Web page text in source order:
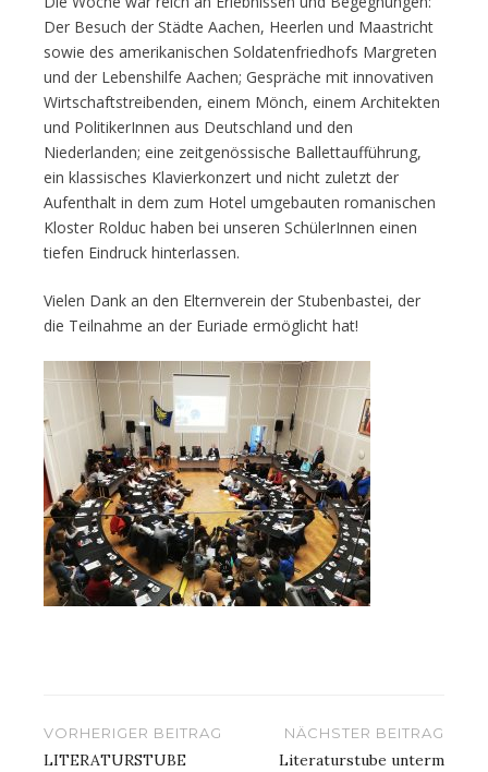
Der Besuch der Städte Aachen, Heerlen und Maastricht
sowie des amerikanischen Soldatenfriedhofs Margreten
und der Lebenshilfe Aachen; Gespräche mit innovativen
Wirtschaftstreibenden, einem Mönch, einem Architekten
und PolitikerInnen aus Deutschland und den
Niederlanden; eine zeitgenössische Ballettaufführung,
ein klassisches Klavierkonzert und nicht zuletzt der
Aufenthalt in dem zum Hotel umgebauten romanischen
Kloster Rolduc haben bei unseren SchülerInnen einen
tiefen Eindruck hinterlassen.
Vielen Dank an den Elternverein der Stubenbastei, der
die Teilnahme an der Euriade ermöglicht hat!
Beitragsnavigation
VORHERIGER BEITRAG
LITERATURSTUBE
NÄCHSTER BEITRAG
Literaturstube unterm